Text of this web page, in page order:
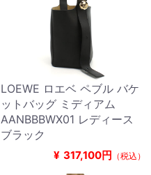
LOEWE ロエベ ペブル バケ
ットバッグ ミディアム
AANBBBWX01 レディース
ブラック
¥ 317,100円 （税込）